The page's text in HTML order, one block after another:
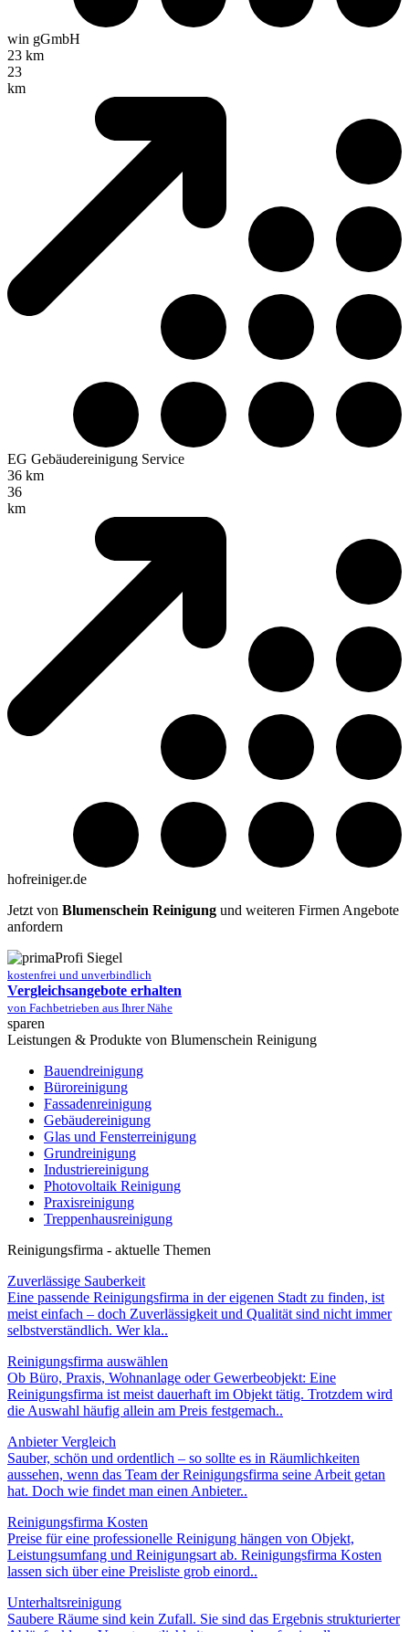
win gGmbH
23 km
23
km
EG Gebäudereinigung Service
36 km
36
km
hofreiniger.de
Jetzt von Blumenschein Reinigung und weiteren Firmen Angebote
anfordern
kostenfrei und unverbindlich
Vergleichsangebote erhalten
von Fachbetrieben aus Ihrer Nähe
sparen
Leistungen & Produkte von Blumenschein Reinigung
Bauendreinigung
Büroreinigung
Fassadenreinigung
Gebäudereinigung
Glas und Fensterreinigung
Grundreinigung
Industriereinigung
Photovoltaik Reinigung
Praxisreinigung
Treppenhausreinigung
Reinigungsfirma - aktuelle Themen
Zuverlässige Sauberkeit
Eine passende Reinigungsfirma in der eigenen Stadt zu finden, ist
meist einfach – doch Zuverlässigkeit und Qualität sind nicht immer
selbstverständlich. Wer kla..
Reinigungsfirma auswählen
Ob Büro, Praxis, Wohnanlage oder Gewerbeobjekt: Eine
Reinigungsfirma ist meist dauerhaft im Objekt tätig. Trotzdem wird
die Auswahl häufig allein am Preis festgemach..
Anbieter Vergleich
Sauber, schön und ordentlich – so sollte es in Räumlichkeiten
aussehen, wenn das Team der Reinigungsfirma seine Arbeit getan
hat. Doch wie findet man einen Anbieter..
Reinigungsfirma Kosten
Preise für eine professionelle Reinigung hängen von Objekt,
Leistungsumfang und Reinigungsart ab. Reinigungsfirma Kosten
lassen sich über eine Preisliste grob einord..
Unterhaltsreinigung
Saubere Räume sind kein Zufall. Sie sind das Ergebnis strukturierter